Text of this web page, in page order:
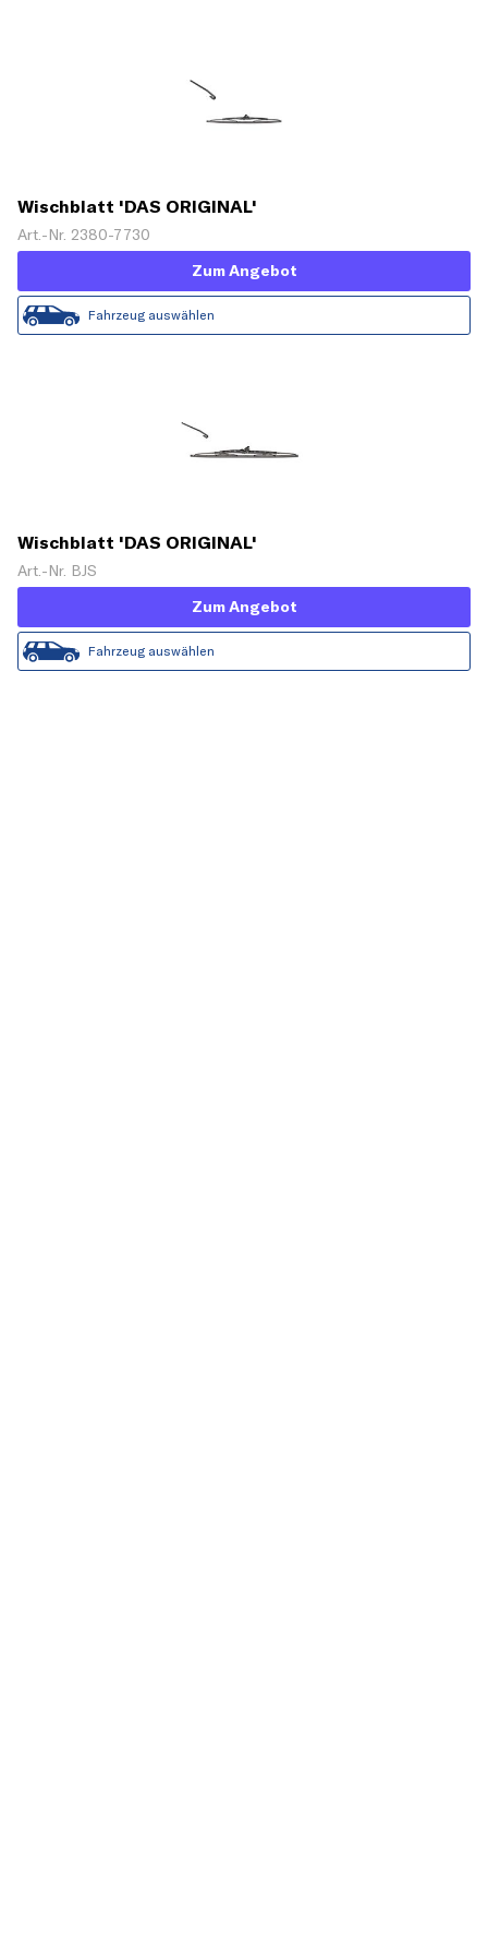
Wischblatt 'DAS ORIGINAL'
Art.-Nr. 2380-7730
Zum Angebot
Fahrzeug auswählen
Wischblatt 'DAS ORIGINAL'
Art.-Nr. BJS
Zum Angebot
Fahrzeug auswählen